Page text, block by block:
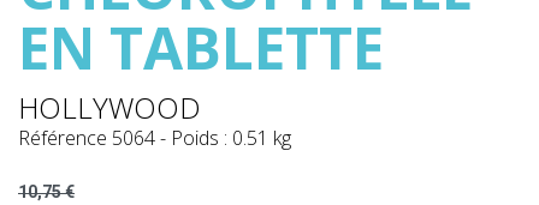
EN TABLETTE
HOLLYWOOD
Référence 5064- Poids : 0.51 kg
10,75 €